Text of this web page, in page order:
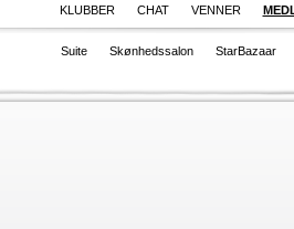
KLUBBER CHAT VENNER
Suite Skønhedssalon StarBazaar